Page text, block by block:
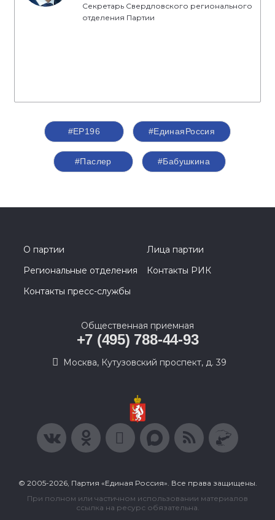
Секретарь Свердловского регионального
отделения Партии
#ЕР196 #ЕдинаяРоссия
#Паслер #Бабушкина
О партии
Лица партии
Региональные отделения
Контакты РИК
Контакты пресс-службы
Общественная приемная
+7 (495) 788-44-93
Москва, Кутузовский проспект, д. 39
© 2005-2026, Партия «Единая Россия». Все права защищены.
При полном или частичном использовании материалов
ссылка на ресурс обязательна.